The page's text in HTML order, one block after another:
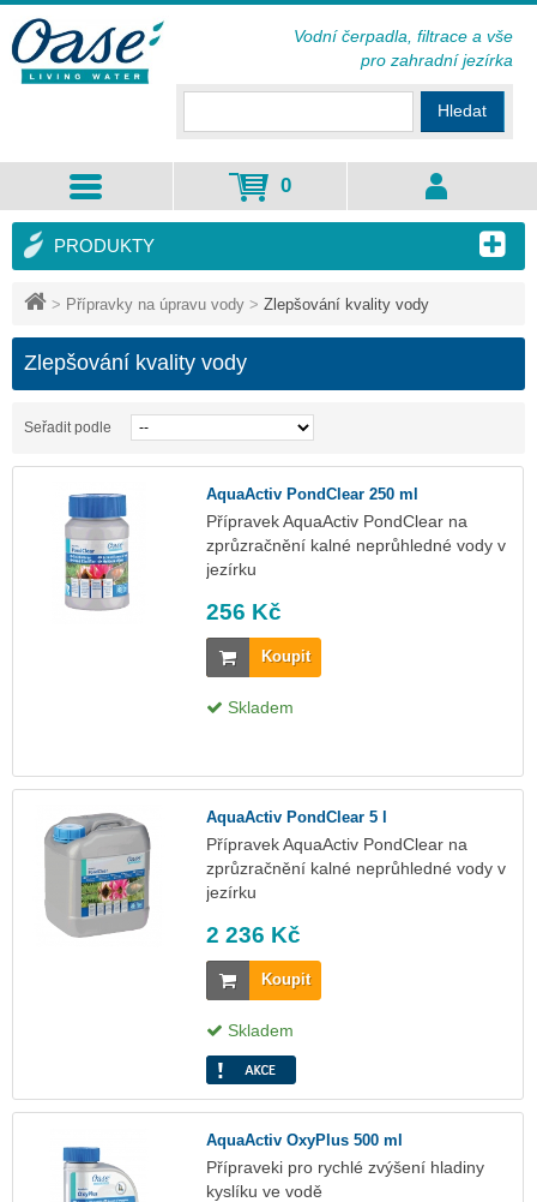
> Přípravky na úpravu vody > Zlepšování kvality vody
Zlepšování kvality vody
Seřadit podle
AquaActiv PondClear 250 ml
Přípravek AquaActiv PondClear na
zprůzračnění kalné neprůhledné vody v
jezírku
256 Kč
Koupit
Skladem
AquaActiv PondClear 5 l
Přípravek AquaActiv PondClear na
zprůzračnění kalné neprůhledné vody v
jezírku
2 236 Kč
Koupit
Skladem
AquaActiv OxyPlus 500 ml
Přípraveki pro rychlé zvýšení hladiny
kyslíku ve vodě
PRODUKTY
Hledat
0
Vodní čerpadla, filtrace a vše
pro zahradní jezírka